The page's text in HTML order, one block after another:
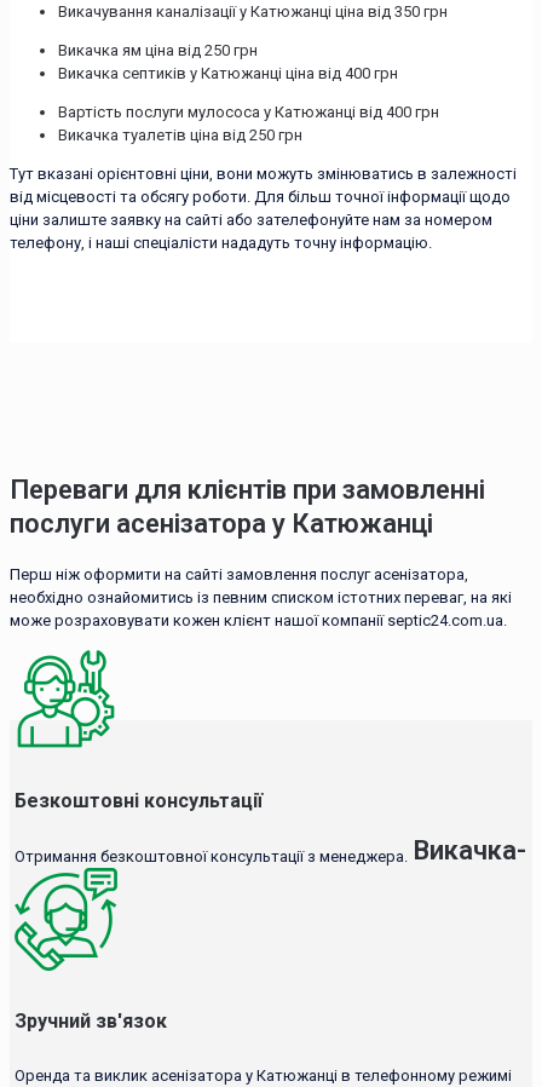
Викачування каналізації у Катюжанці ціна від 350 грн
Викачка ям ціна від 250 грн
Викачка септиків у Катюжанці ціна від 400 грн
Вартість послуги мулососа у Катюжанці від 400 грн
Викачка туалетів ціна від 250 грн
Тут вказані орієнтовні ціни, вони можуть змінюватись в залежності
від місцевості та обсягу роботи. Для більш точної інформації щодо
ціни залиште заявку на сайті або зателефонуйте нам за номером
телефону, і наші спеціалісти нададуть точну інформацію.
Переваги для клієнтів при замовленні
послуги асенізатора у Катюжанці
Перш ніж оформити на сайті замовлення послуг асенізатора,
необхідно ознайомитись із певним списком істотних переваг, на які
може розраховувати кожен клієнт нашої компанії septic24.com.ua.
Безкоштовні консультації
Отримання безкоштовної консультації з менеджера.
Зручний зв'язок
Оренда та виклик асенізатора у Катюжанці в телефонному режимі
Викачка-